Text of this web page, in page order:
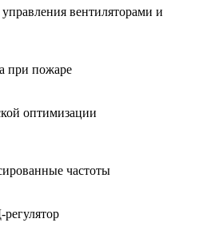
вентиляторами и
при пожаре
оптимизации
частоты